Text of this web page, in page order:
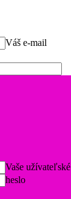
Váš e-mail
Vaše
heslo